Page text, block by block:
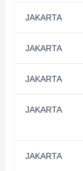
JAKARTA
JAKARTA
JAKARTA
JAKARTA
JAKARTA